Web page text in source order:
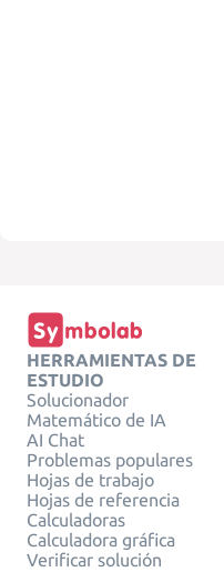
HERRAMIENTAS DE
ESTUDIO
Solucionador
Matemático de IA
AI Chat
Problemas populares
Hojas de trabajo
Hojas de referencia
Calculadoras
Calculadora gráfica
Verificar solución